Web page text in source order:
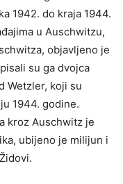
1942. do kraja 1944.
u Auschwitzu,
objavljeno je
su ga dvojca
Wetzler, koji su
1944. godine.
kroz Auschwitz je
ubijeno je milijun i